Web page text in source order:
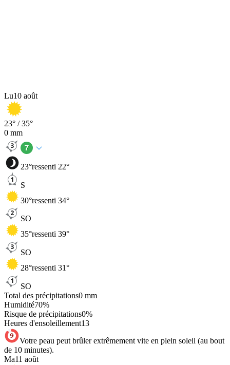
Lu10 août
23° /35°
0 mm
23°ressenti 22°
S
30°ressenti 34°
SO
35°ressenti 39°
SO
28°ressenti 31°
SO
Total des précipitations0 mm
Humidité70%
Risque de précipitations0%
Heures d'ensoleillement13
Votre peau peut brûler extrêmement vite en plein soleil (au bout
de 10 minutes).
Ma11 août